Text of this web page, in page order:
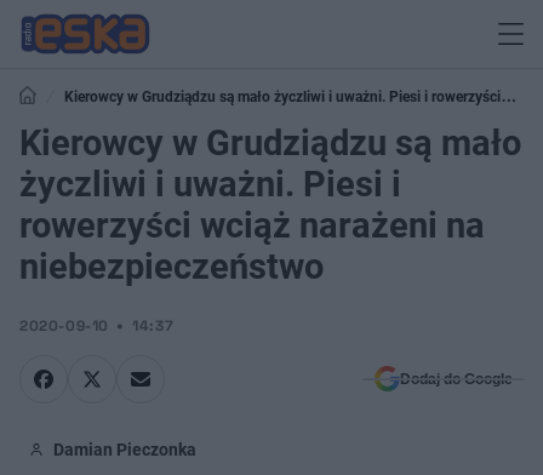
Kierowcy w Grudziądzu są mało życzliwi i uważni. Piesi i rowerzyści
wciąż narażeni na niebezpieczeństwo
Kierowcy w Grudziądzu są mało
życzliwi i uważni. Piesi i
rowerzyści wciąż narażeni na
niebezpieczeństwo
2020-09-10 14:37
Dodaj do Google
Damian Pieczonka